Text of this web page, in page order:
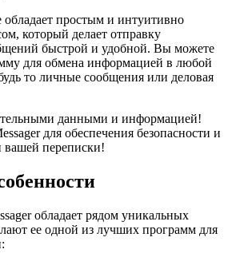
обладает простым и интуитивно
который делает отправку
быстрой и удобной. Вы можете
для обмена информацией в любой
то личные сообщения или деловая
данными и информацией!
для обеспечения безопасности и
вашей переписки!
обладает рядом уникальных
ее одной из лучших программ для